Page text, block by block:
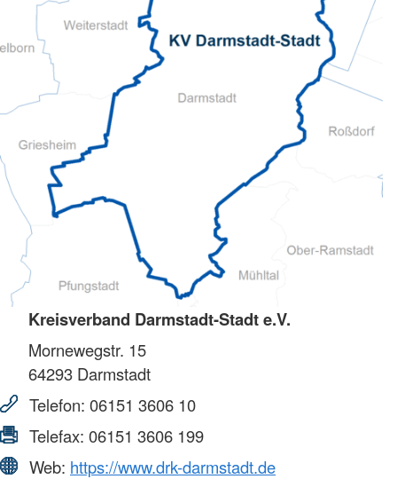
Kreisverband Darmstadt-Stadt e.V.
Mornewegstr. 15
64293 Darmstadt
Telefon: 06151 3606 10
Telefax: 06151 3606 199
Web: https://www.drk-darmstadt.de